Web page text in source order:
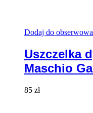
Dodaj do
Uszczelka
Maschio
85 zł